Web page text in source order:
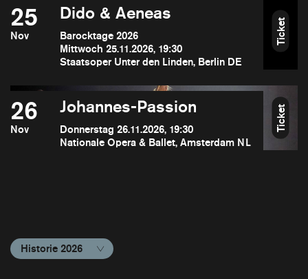
25
Nov
Dido & Aeneas
Barocktage 2026
Mittwoch 25.11.2026, 19:30
Staatsoper Unter den Linden, Berlin DE
Ticket
26
Nov
Johannes-Passion
Donnerstag 26.11.2026, 19:30
Nationale Opera & Ballet, Amsterdam NL
Ticket
Historie 2026